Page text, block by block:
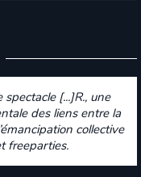
[...]R., une
des liens entre la
collective
freeparties.